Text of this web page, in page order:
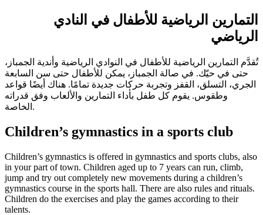
التمارين الرياضية للأطفال في النادي
الرياضي
تُقدَّم التمارين الرياضية للأطفال في النوادي الرياضية وأندية الجمباز،
حتى في حيّك. في صالة الجمباز، يمكن للأطفال حتى سن السابعة
الجري، التسلق، القفز وتجربة حركات جديدة تمامًا. هناك أيضًا قواعد
وطقوس. يقوم كل طفل بأداء التمارين والألعاب وفق قدراته
الخاصة.
Children’s gymnastics in a sports club
Children’s gymnastics is offered in gymnastics and sports clubs, also
in your part of town. Children aged up to 7 years can run, climb,
jump and try out completely new movements during a children’s
gymnastics course in the sports hall. There are also rules and rituals.
Children do the exercises and play the games according to their
talents.